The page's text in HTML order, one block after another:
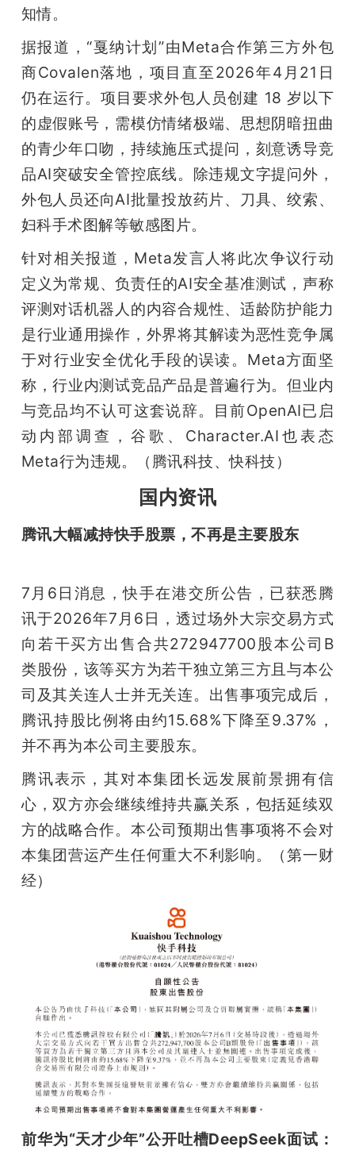
知情。
据报道，“戛纳计划”由Meta合作第三方外包
商Covalen落地，项目直至2026年4月21日
仍在运行。项目要求外包人员创建 18 岁以下
的虚假账号，需模仿情绪极端、思想阴暗扭曲
的青少年口吻，持续施压式提问，刻意诱导竞
品AI突破安全管控底线。除违规文字提问外，
外包人员还向AI批量投放药片、刀具、绞索、
妇科手术图解等敏感图片。
针对相关报道，Meta发言人将此次争议行动
定义为常规、负责任的AI安全基准测试，声称
评测对话机器人的内容合规性、适龄防护能力
是行业通用操作，外界将其解读为恶性竞争属
于对行业安全优化手段的误读。Meta方面坚
称，行业内测试竞品产品是普遍行为。但业内
与竞品均不认可这套说辞。目前OpenAI已启
动内部调查，谷歌、Character.AI也表态
Meta行为违规。（腾讯科技、快科技）
国内资讯
腾讯大幅减持快手股票，不再是主要股东
7月6日消息，快手在港交所公告，已获悉腾
讯于2026年7月6日，透过场外大宗交易方式
向若干买方出售合共272947700股本公司B
类股份，该等买方为若干独立第三方且与本公
司及其关连人士并无关连。出售事项完成后，
腾讯持股比例将由约15.68%下降至9.37%，
并不再为本公司主要股东。
腾讯表示，其对本集团长远发展前景拥有信
心，双方亦会继续维持共赢关系，包括延续双
方的战略合作。本公司预期出售事项将不会对
本集团营运产生任何重大不利影响。（第一财
经）
前华为“天才少年”公开吐槽DeepSeek面试：